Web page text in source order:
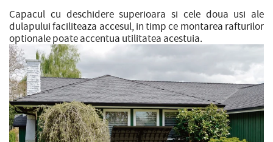
Capacul cu deschidere superioara si cele doua usi ale
dulapului faciliteaza accesul, in timp ce montarea rafturilor
optionale poate accentua utilitatea acestuia.